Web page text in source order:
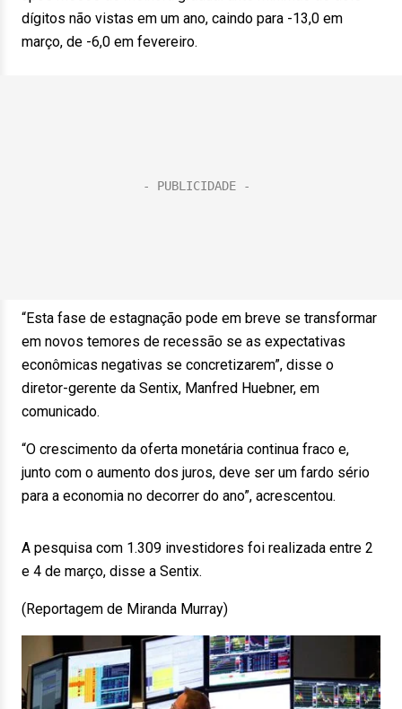
dígitos não vistas em um ano, caindo para -13,0 em
março, de -6,0 em fevereiro.
“Esta fase de estagnação pode em breve se transformar
em novos temores de recessão se as expectativas
econômicas negativas se concretizarem”, disse o
diretor-gerente da Sentix, Manfred Huebner, em
comunicado.
“O crescimento da oferta monetária continua fraco e,
junto com o aumento dos juros, deve ser um fardo sério
para a economia no decorrer do ano”, acrescentou.
A pesquisa com 1.309 investidores foi realizada entre 2
e 4 de março, disse a Sentix.
(Reportagem de Miranda Murray)